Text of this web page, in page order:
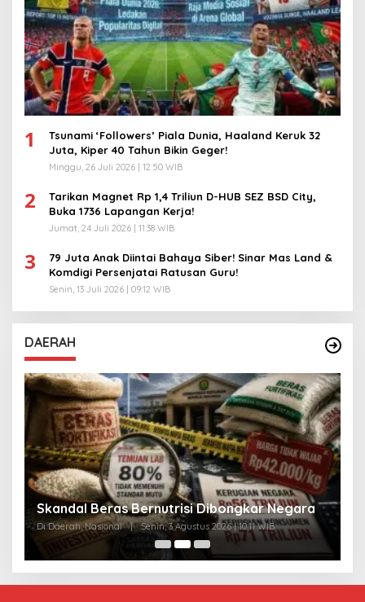
1
Tsunami ‘Followers’ Piala Dunia, Haaland Keruk 32
Juta, Kiper 40 Tahun Bikin Geger!
Minggu, 26 Juli 2026 | 12:50 WIB
2
Tarikan Magnet Rp 1,4 Triliun D-HUB SEZ BSD City,
Buka 1736 Lapangan Kerja!
Jumat, 24 Juli 2026 | 11:38 WIB
3
79 Juta Anak Diintai Bahaya Siber! Sinar Mas Land &
Komdigi Persenjatai Ratusan Guru!
Senin, 13 Juli 2026 | 09:12 WIB
DAERAH
Skandal Beras Bernutrisi Dibongkar Negara
Di Daerah, Nasional | Senin, 3 Agustus 2026 | 10:11 WIB